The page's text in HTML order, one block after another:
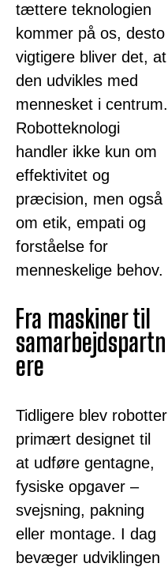
tættere teknologien
kommer på os, desto
vigtigere bliver det, at
den udvikles med
mennesket i centrum.
Robotteknologi
handler ikke kun om
effektivitet og
præcision, men også
om etik, empati og
forståelse for
menneskelige behov.
Fra maskiner til
samarbejdspartn
ere
Tidligere blev robotter
primært designet til
at udføre gentagne,
fysiske opgaver –
svejsning, pakning
eller montage. I dag
bevæger udviklingen